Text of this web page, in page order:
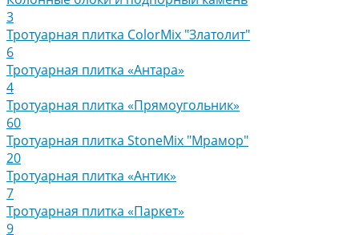
3
Тротуарная плитка ColorMix "Златолит"
6
Тротуарная плитка «Антара»
4
Тротуарная плитка «Прямоугольник»
60
Тротуарная плитка StoneMix "Мрамор"
20
Тротуарная плитка «Антик»
7
Тротуарная плитка «Паркет»
9